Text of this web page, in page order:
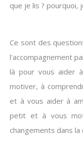
que je lis ? pourquoi,
Ce sont des
l'accompagnement
là pour vous aider
motiver, à
et à vous aider à
petit et à vous
changements dans la